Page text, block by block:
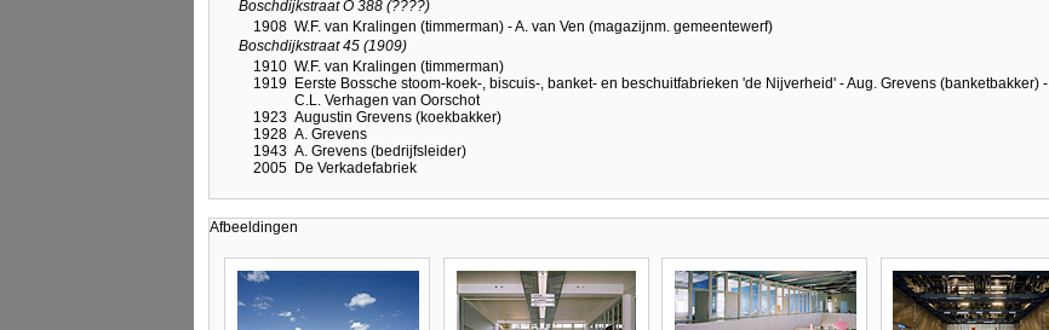
Boschdijkstraat O 388 (????)
1908 W.F. van Kralingen (timmerman) - A. van Ven (magazijnm. gemeentewerf)
Boschdijkstraat 45 (1909)
1910 W.F. van Kralingen (timmerman)
1919 Eerste Bossche stoom-koek-, biscuis-, banket- en beschuitfabrieken 'de Nijverheid' - Aug. Grevens (banketbakker) -
C.L. Verhagen van Oorschot
1923 Augustin Grevens (koekbakker)
1928 A. Grevens
1943 A. Grevens (bedrijfsleider)
2005 De Verkadefabriek
Afbeeldingen